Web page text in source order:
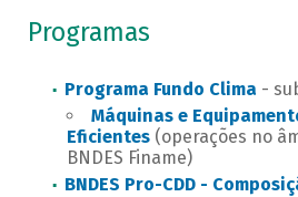
Programas
Programa Fundo Clima -
Máquinas e
Eficientes(operações no
BNDES Finame)
BNDES Pro-CDD -